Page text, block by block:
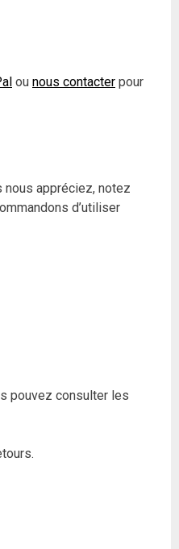
diminuer
ou nous contacter pour
nous appréciez, notez
d’utiliser
pouvez consulter les